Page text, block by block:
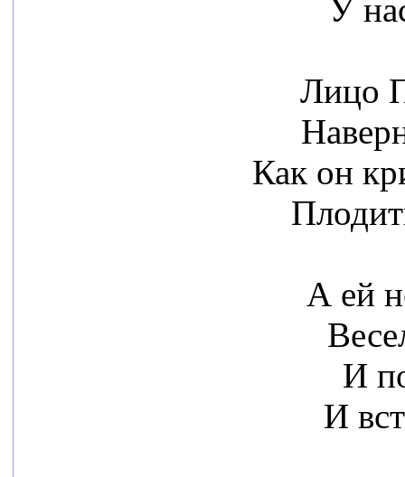
У
Лицо
Как он
А ей
И
И